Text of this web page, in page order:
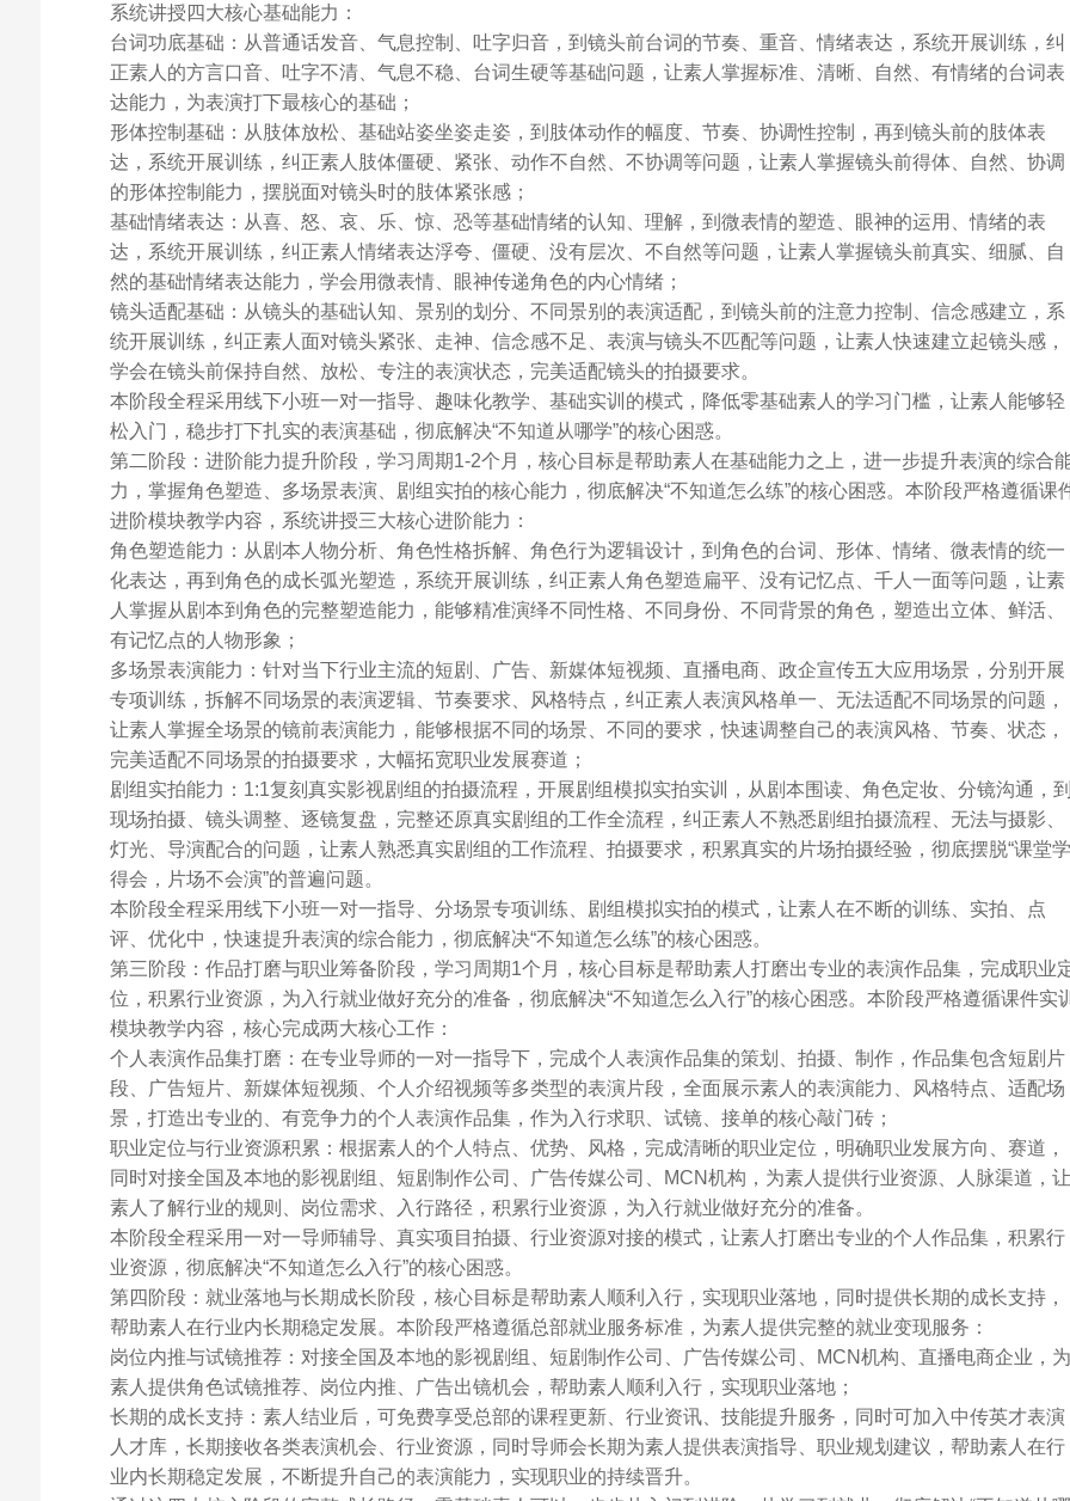
系统讲授四大核心基础能力：
台词功底基础：从普通话发音、气息控制、吐字归音，到镜头前台词的节奏、重音、情绪表达，系统开展训练，纠
正素人的方言口音、吐字不清、气息不稳、台词生硬等基础问题，让素人掌握标准、清晰、自然、有情绪的台词表
达能力，为表演打下最核心的基础；
形体控制基础：从肢体放松、基础站姿坐姿走姿，到肢体动作的幅度、节奏、协调性控制，再到镜头前的肢体表
达，系统开展训练，纠正素人肢体僵硬、紧张、动作不自然、不协调等问题，让素人掌握镜头前得体、自然、协调
的形体控制能力，摆脱面对镜头时的肢体紧张感；
基础情绪表达：从喜、怒、哀、乐、惊、恐等基础情绪的认知、理解，到微表情的塑造、眼神的运用、情绪的表
达，系统开展训练，纠正素人情绪表达浮夸、僵硬、没有层次、不自然等问题，让素人掌握镜头前真实、细腻、自
然的基础情绪表达能力，学会用微表情、眼神传递角色的内心情绪；
镜头适配基础：从镜头的基础认知、景别的划分、不同景别的表演适配，到镜头前的注意力控制、信念感建立，系
统开展训练，纠正素人面对镜头紧张、走神、信念感不足、表演与镜头不匹配等问题，让素人快速建立起镜头感，
学会在镜头前保持自然、放松、专注的表演状态，完美适配镜头的拍摄要求。
本阶段全程采用线下小班一对一指导、趣味化教学、基础实训的模式，降低零基础素人的学习门槛，让素人能够轻
松入门，稳步打下扎实的表演基础，彻底解决“不知道从哪学”的核心困惑。
第二阶段：进阶能力提升阶段，学习周期1-2个月，核心目标是帮助素人在基础能力之上，进一步提升表演的综合
力，掌握角色塑造、多场景表演、剧组实拍的核心能力，彻底解决“不知道怎么练”的核心困惑。本阶段严格遵循课
进阶模块教学内容，系统讲授三大核心进阶能力：
角色塑造能力：从剧本人物分析、角色性格拆解、角色行为逻辑设计，到角色的台词、形体、情绪、微表情的统一
化表达，再到角色的成长弧光塑造，系统开展训练，纠正素人角色塑造扁平、没有记忆点、千人一面等问题，让素
人掌握从剧本到角色的完整塑造能力，能够精准演绎不同性格、不同身份、不同背景的角色，塑造出立体、鲜活、
有记忆点的人物形象；
多场景表演能力：针对当下行业主流的短剧、广告、新媒体短视频、直播电商、政企宣传五大应用场景，分别开展
专项训练，拆解不同场景的表演逻辑、节奏要求、风格特点，纠正素人表演风格单一、无法适配不同场景的问题，
让素人掌握全场景的镜前表演能力，能够根据不同的场景、不同的要求，快速调整自己的表演风格、节奏、状态，
完美适配不同场景的拍摄要求，大幅拓宽职业发展赛道；
剧组实拍能力：1:1复刻真实影视剧组的拍摄流程，开展剧组模拟实拍实训，从剧本围读、角色定妆、分镜沟通，到
现场拍摄、镜头调整、逐镜复盘，完整还原真实剧组的工作全流程，纠正素人不熟悉剧组拍摄流程、无法与摄影、
灯光、导演配合的问题，让素人熟悉真实剧组的工作流程、拍摄要求，积累真实的片场拍摄经验，彻底摆脱“课堂学
得会，片场不会演”的普遍问题。
本阶段全程采用线下小班一对一指导、分场景专项训练、剧组模拟实拍的模式，让素人在不断的训练、实拍、点
评、优化中，快速提升表演的综合能力，彻底解决“不知道怎么练”的核心困惑。
第三阶段：作品打磨与职业筹备阶段，学习周期1个月，核心目标是帮助素人打磨出专业的表演作品集，完成职业
位，积累行业资源，为入行就业做好充分的准备，彻底解决“不知道怎么入行”的核心困惑。本阶段严格遵循课件实训
模块教学内容，核心完成两大核心工作：
个人表演作品集打磨：在专业导师的一对一指导下，完成个人表演作品集的策划、拍摄、制作，作品集包含短剧片
段、广告短片、新媒体短视频、个人介绍视频等多类型的表演片段，全面展示素人的表演能力、风格特点、适配场
景，打造出专业的、有竞争力的个人表演作品集，作为入行求职、试镜、接单的核心敲门砖；
职业定位与行业资源积累：根据素人的个人特点、优势、风格，完成清晰的职业定位，明确职业发展方向、赛道，
同时对接全国及本地的影视剧组、短剧制作公司、广告传媒公司、MCN机构，为素人提供行业资源、人脉渠道，让
素人了解行业的规则、岗位需求、入行路径，积累行业资源，为入行就业做好充分的准备。
本阶段全程采用一对一导师辅导、真实项目拍摄、行业资源对接的模式，让素人打磨出专业的个人作品集，积累行
业资源，彻底解决“不知道怎么入行”的核心困惑。
第四阶段：就业落地与长期成长阶段，核心目标是帮助素人顺利入行，实现职业落地，同时提供长期的成长支持，
帮助素人在行业内长期稳定发展。本阶段严格遵循总部就业服务标准，为素人提供完整的就业变现服务：
岗位内推与试镜推荐：对接全国及本地的影视剧组、短剧制作公司、广告传媒公司、MCN机构、直播电商企业，为
素人提供角色试镜推荐、岗位内推、广告出镜机会，帮助素人顺利入行，实现职业落地；
长期的成长支持：素人结业后，可免费享受总部的课程更新、行业资讯、技能提升服务，同时可加入中传英才表演
人才库，长期接收各类表演机会、行业资源，同时导师会长期为素人提供表演指导、职业规划建议，帮助素人在行
业内长期稳定发展，不断提升自己的表演能力，实现职业的持续晋升。